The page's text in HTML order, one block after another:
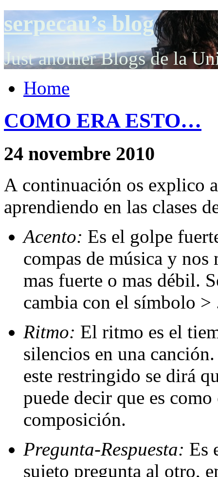
serpecau’s blog
Just another Blogs de la
Home
COMO ERA ESTO…
24 novembre 2010
A continuación os explico
aprendiendo en las clases
Acento: Es el golpe
compas de música y
mas fuerte o mas débil.
cambia con el símbolo >
Ritmo: El ritmo es el
silencios en una
este restringido se dirá
puede decir que es
composición.
Pregunta-Respuesta: Es
sujeto pregunta al otro,